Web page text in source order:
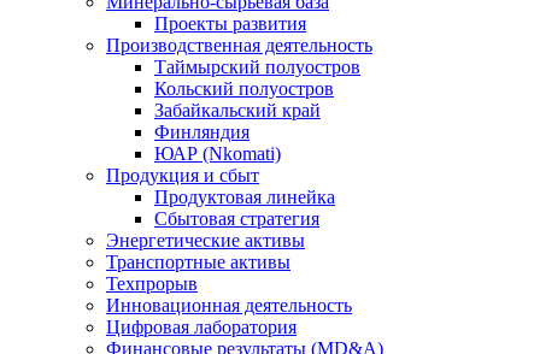
Проекты развития
Производственная деятельность
Таймырский полуостров
Кольский полуостров
Забайкальский край
Финляндия
ЮАР (Nkomati)
Продукция и сбыт
Продуктовая линейка
Сбытовая стратегия
Энергетические активы
Транспортные активы
Техпрорыв
Инновационная деятельность
Цифровая лаборатория
Финансовые результаты (MD&A)